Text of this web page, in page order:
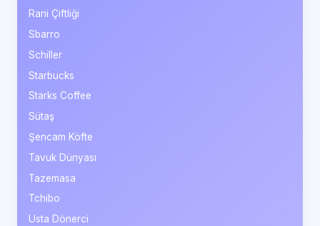
Rani Çiftliği
Sbarro
Schiller
Starbucks
Starks Coffee
Sütaş
Şencam Köfte
Tavuk Dünyası
Tazemasa
Tchibo
Usta Dönerci